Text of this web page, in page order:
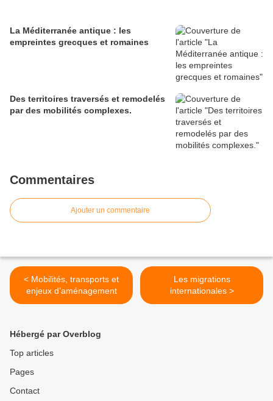
La Méditerranée antique : les
empreintes grecques et romaines
Des territoires traversés et remodelés
par des mobilités complexes.
Commentaires
Ajouter un commentaire
< Mobilités, transports et
enjeux d’aménagement
Les migrations
internationales >
Hébergé par Overblog
Top articles
Pages
Contact